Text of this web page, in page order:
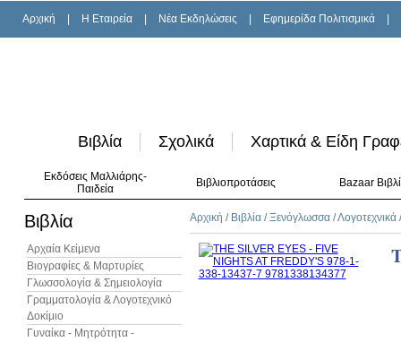
Αρχική H Εταιρεία Νέα Εκδηλώσεις Εφημερίδα Πολιτισμικά
Βιβλία Σχολικά Χαρτικά & Είδη
Εκδόσεις Μαλλιάρης-
Παιδεία
Βιβλιοπροτάσεις Bazaar
Βιβλία
Αρχαία Κείμενα
Βιογραφίες & Μαρτυρίες
Γλωσσολογία & Σημειολογία
Γραμματολογία & Λογοτεχνικό
Δοκίμιο
Γυναίκα - Μητρότητα -
Αρχική / Βιβλία /Ξενόγλωσσα /Λογοτεχνικά